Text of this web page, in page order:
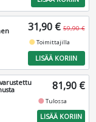
31,90 € 59,90 €
fiber_manual_recordToimittajilla
LISÄÄ KORIIN
81,90 €
fiber_manual_recordTulossa
LISÄÄ KORIIN